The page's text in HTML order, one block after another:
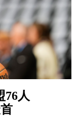
76人